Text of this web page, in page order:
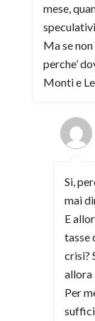
mese,
Ma se
perche’
Monti e
Si,
mai
E
tasse
crisi?
allora
Per